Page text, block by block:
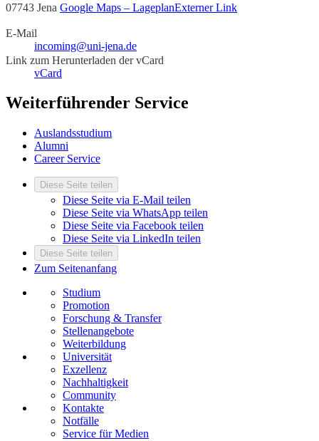
07743 Jena Google Maps – LageplanExterner Link
E-Mail
incoming@uni-jena.de
Link zum Herunterladen der vCard
vCard
Weiterführender Service
Auslandsstudium
Alumni
Career Service
Diese Seite teilen
Diese Seite via E-Mail teilen
Diese Seite via WhatsApp teilen
Diese Seite via Facebook teilen
Diese Seite via LinkedIn teilen
Diese Seite teilen
Zum Seitenanfang
Studium
Promotion
Forschung & Transfer
Stellenangebote
Weiterbildung
Universität
Exzellenz
Nachhaltigkeit
Community
Kontakte
Notfälle
Service für Medien